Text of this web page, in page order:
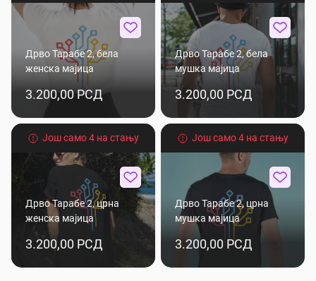
Дрво Тарабе 2, бела
женска мајица
3.200,00 РСД
Дрво Тарабе 2, бела
мушка мајица
3.200,00 РСД
Још само 4 на стању
Дрво Тарабе 2, црна
женска мајица
3.200,00 РСД
Још само 4 на стању
Дрво Тарабе 2, црна
мушка мајица
3.200,00 РСД